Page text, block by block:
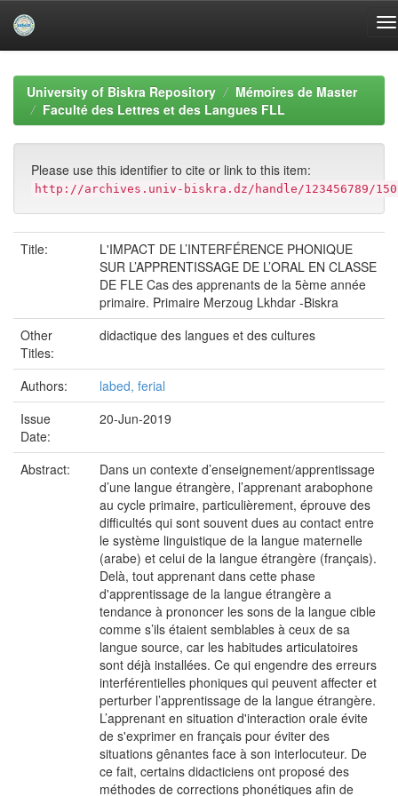
navigationUniversity of Biskra Repository
Mémoires de Master
Faculté des Lettres et des Langues FLL
Please use this identifier to cite or link to this item:
http://archives.univ-biskra.dz/handle/123456789/
Title:
L'IMPACT DE L’INTERFÉRENCE PHONIQUE
SUR L’APPRENTISSAGE DE L’ORAL EN CLASSE
DE FLE Cas des apprenants de la 5ème année
primaire. Primaire Merzoug Lkhdar -Biskra
Other
Titles:
didactique des langues et des cultures
Authors:
labed, ferial
Issue
Date:
20-Jun-2019
Abstract:
Dans un contexte d’enseignement/apprentissage
d’une langue étrangère, l’apprenant arabophone
au cycle primaire, particulièrement, éprouve des
difficultés qui sont souvent dues au contact entre
le système linguistique de la langue maternelle
(arabe) et celui de la langue étrangère (français).
Delà, tout apprenant dans cette phase
d'apprentissage de la langue étrangère a
tendance à prononcer les sons de la langue cible
comme s’ils étaient semblables à ceux de sa
langue source, car les habitudes articulatoires
sont déjà installées. Ce qui engendre des erreurs
interférentielles phoniques qui peuvent affecter et
perturber l’apprentissage de la langue étrangère.
L’apprenant en situation d'interaction orale évite
de s'exprimer en français pour éviter des
situations gênantes face à son interlocuteur. De
ce fait, certains didacticiens ont proposé des
méthodes de corrections phonétiques afin de